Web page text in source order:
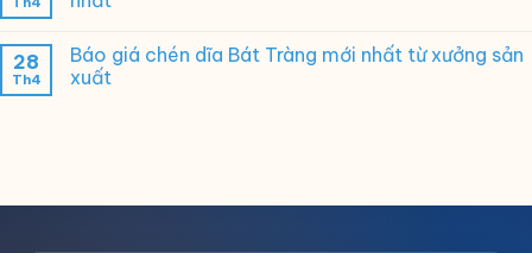
28
Th4
Báo giá chén dĩa Bát Tràng mới nhất từ xưởng sản
xuất